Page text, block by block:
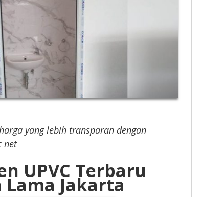
yang lebih transparan dengan
net
UPVC Terbaru
Lama Jakarta